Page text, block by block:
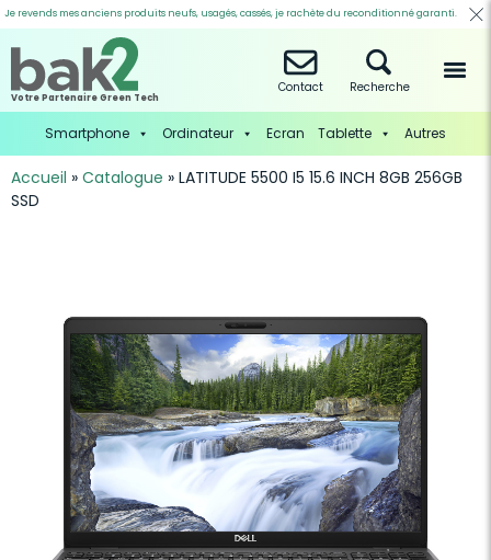
Je revends mes anciens produits neufs, usagés, cassés, je rachète du reconditionné garanti.
Votre Partenaire Green Tech
Contact Recherche
Smartphone Ordinateur Ecran Tablette Autres
Accueil » Catalogue » LATITUDE 5500 I5 15.6 INCH 8GB 256GB
SSD